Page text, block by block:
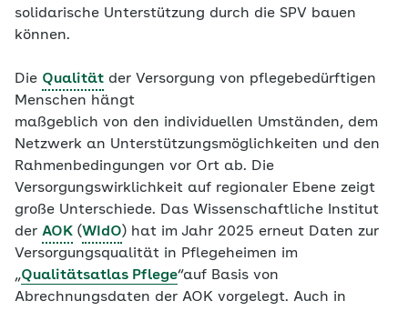
solidarische Unterstützung durch die SPV bauen
können.
Die Qualität der Versorgung von pflegebedürftigen
Menschen hängt
maßgeblich von den individuellen Umständen, dem
Netzwerk an Unterstützungsmöglichkeiten und den
Rahmenbedingungen vor Ort ab. Die
Versorgungswirklichkeit auf regionaler Ebene zeigt
große Unterschiede. Das Wissenschaftliche Institut
der AOK (WIdO) hat im Jahr 2025 erneut Daten zur
Versorgungsqualität in Pflegeheimen im
„Qualitätsatlas Pflege“auf Basis von
Abrechnungsdaten der AOK vorgelegt. Auch in